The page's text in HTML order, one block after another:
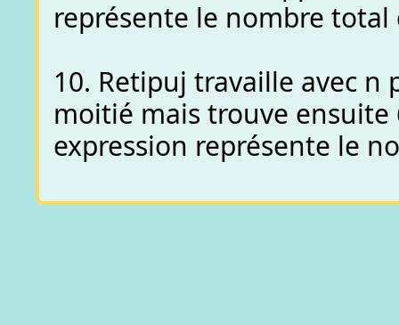
représente le nombre total
10. Retipuj travaille avec n
moitié mais trouve
expression représente le